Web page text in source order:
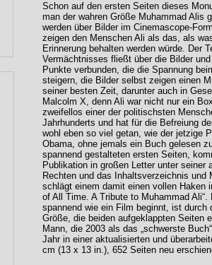
Schon auf den ersten Seiten dieses
man der wahren Größe Muhammad Alis
werden über Bilder im Cinemascope-
zeigen den Menschen Ali als das, als
Erinnerung behalten werden würde. Der
Vermächtnisses fließt über die Bilder
Punkte verbunden, die die Spannung
steigern, die Bilder selbst zeigen einen
seiner besten Zeit, darunter auch in
Malcolm X, denn Ali war nicht nur ein
zweifellos einer der politischsten
Jahrhunderts und hat für die Befreiung
wohl eben so viel getan, wie der jetzige
Obama, ohne jemals ein Buch gelesen
spannend gestalteten ersten Seiten,
Publikation in großen Letter unter seiner
Rechten und das Inhaltsverzeichnis und
schlägt einem damit einen vollen Haken
of All Time. A Tribute to Muhammad
spannend wie ein Film beginnt, ist
Größe, die beiden aufgeklappten Seiten
Mann, die 2003 als das „schwerste
Jahr in einer aktualisierten und
cm (13 x 13 in.), 652 Seiten neu